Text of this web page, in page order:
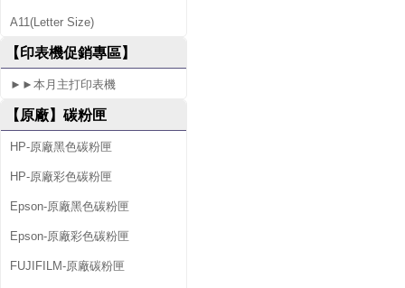
1
0
D
N
A11(Letter Size)
【印表機促銷專區】
►►本月主打印表機
【原廠】碳粉匣
HP-原廠黑色碳粉匣
HP-原廠彩色碳粉匣
Epson-原廠黑色碳粉匣
Epson-原廠彩色碳粉匣
FUJIFILM-原廠碳粉匣